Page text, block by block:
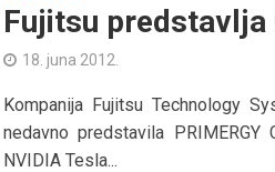
Fujitsu predstavlja
18. juna 2012.
Kompanija Fujitsu Technology
nedavno predstavila
NVIDIA Tesla...